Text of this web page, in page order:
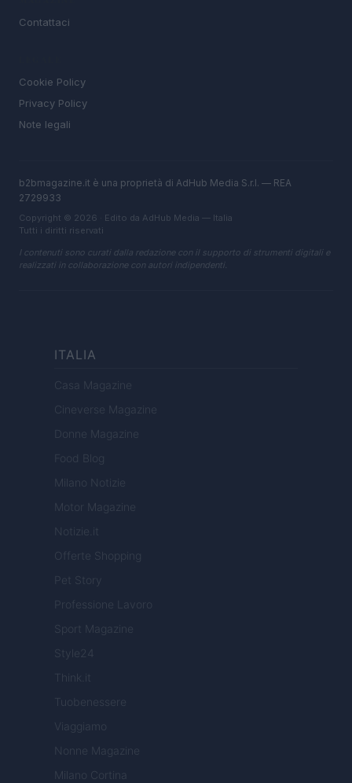
Contattaci
Cookie Policy
Privacy Policy
Note legali
b2bmagazine.it è una proprietà di AdHub Media S.r.l. — REA
2729933
Copyright © 2026 · Edito da AdHub Media — Italia
Tutti i diritti riservati
I contenuti sono curati dalla redazione con il supporto di strumenti digitali e
realizzati in collaborazione con autori indipendenti.
ITALIA
Casa Magazine
Cineverse Magazine
Donne Magazine
Food Blog
Milano Notizie
Motor Magazine
Notizie.it
Offerte Shopping
Pet Story
Professione Lavoro
Sport Magazine
Style24
Think.it
Tuobenessere
Viaggiamo
Nonne Magazine
Milano Cortina